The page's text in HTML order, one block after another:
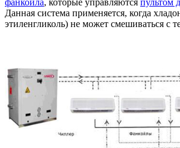
фанкойла, которые управляются пультом
Данная система применяется, когда
этиленгликоль) не может смешиваться с